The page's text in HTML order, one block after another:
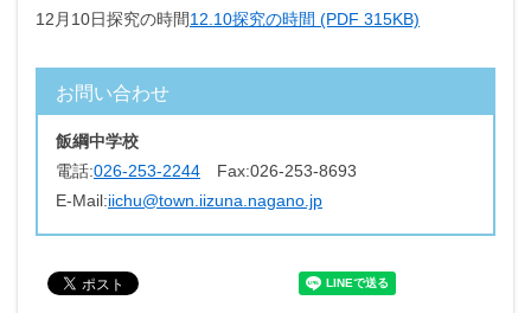
12月10日探究の時間12.10探究の時間 (PDF 315KB)
お問い合わせ
飯綱中学校
電話:026-253-2244 Fax:026-253-8693
E-Mail:iichu@town.iizuna.nagano.jp